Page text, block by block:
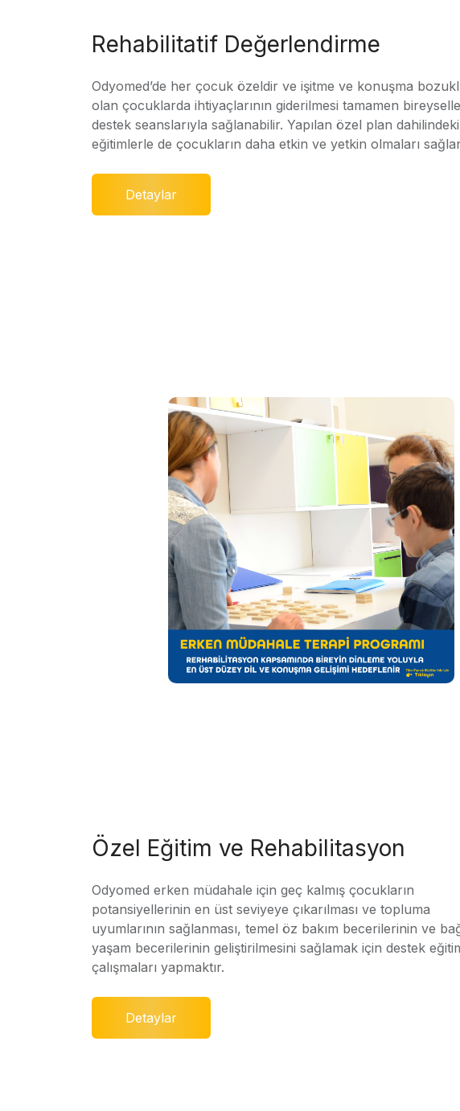
Rehabilitatif Değerlendirme
Odyomed’de her çocuk özeldir ve işitme ve konuşma
olan çocuklarda ihtiyaçlarının giderilmesi tamamen
destek seanslarıyla sağlanabilir. Yapılan özel plan dahilindeki
eğitimlerle de çocukların daha etkin ve yetkin olmaları
Detaylar
Özel Eğitim ve Rehabilitasyon
Odyomed erken müdahale için geç kalmış çocukların
potansiyellerinin en üst seviyeye çıkarılması ve topluma
uyumlarının sağlanması, temel öz bakım becerilerinin ve
yaşam becerilerinin geliştirilmesini sağlamak için destek
çalışmaları yapmaktır.
Detaylar